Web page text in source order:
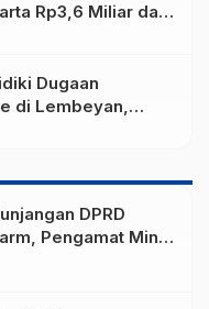
Rp3,6 Miliar dan
Dugaan
di Lembeyan,
Epidemiologi
DPRD
Pengamat Minta
Kelola